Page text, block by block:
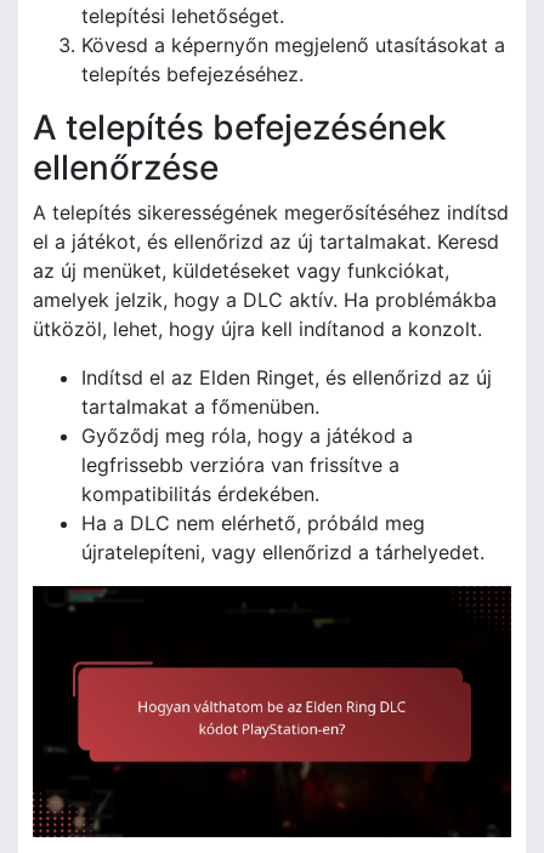
telepítési lehetőséget.
Kövesd a képernyőn megjelenő utasításokat a
telepítés befejezéséhez.
A telepítés befejezésének
ellenőrzése
A telepítés sikerességének megerősítéséhez indítsd
el a játékot, és ellenőrizd az új tartalmakat. Keresd
az új menüket, küldetéseket vagy funkciókat,
amelyek jelzik, hogy a DLC aktív. Ha problémákba
ütközöl, lehet, hogy újra kell indítanod a konzolt.
Indítsd el az Elden Ringet, és ellenőrizd az új
tartalmakat a főmenüben.
Győződj meg róla, hogy a játékod a
legfrissebb verzióra van frissítve a
kompatibilitás érdekében.
Ha a DLC nem elérhető, próbáld meg
újratelepíteni, vagy ellenőrizd a tárhelyedet.